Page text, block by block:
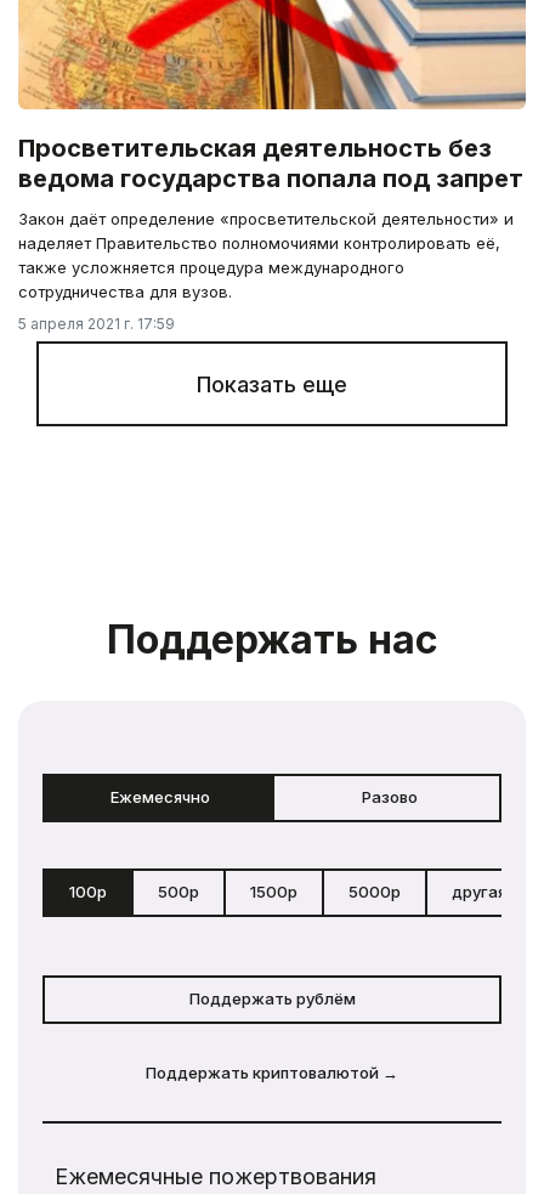
Просветительская деятельность без
ведома государства попала под запрет
Закон даёт определение «просветительской деятельности» и
наделяет Правительство полномочиями контролировать её,
также усложняется процедура международного
сотрудничества для вузов.
5 апреля 2021 г. 17:59
Показать еще
Поддержать нас
Ежемесячно Разово
100р 500р 1500р 5000р другая
Поддержать рублём
Поддержать криптовалютой →
Ежемесячные пожертвования